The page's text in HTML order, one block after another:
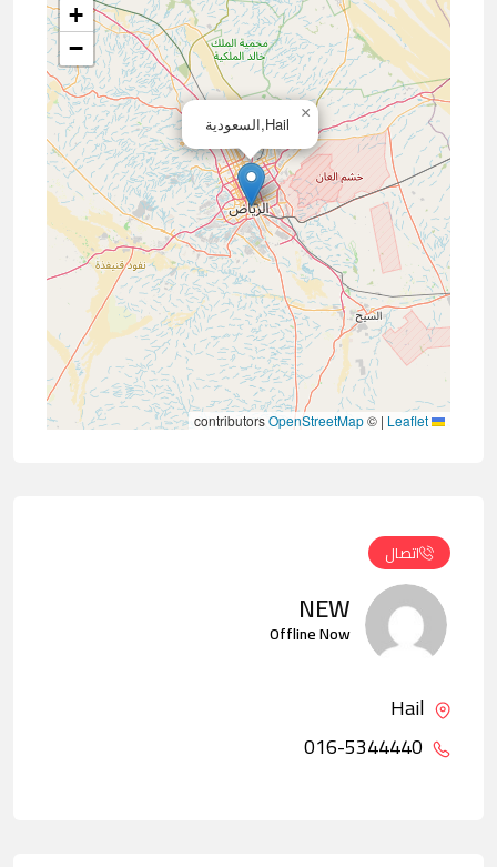
Hail,السعودية
×
+
−
|
©
OpenStreetMap
اتصال
NEW
Offline Now